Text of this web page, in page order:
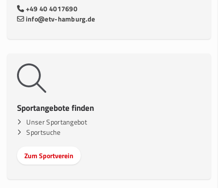
+49 40 4017690
info@etv-hamburg.de
Sportangebote finden
Unser Sportangebot
Sportsuche
Zum Sportverein